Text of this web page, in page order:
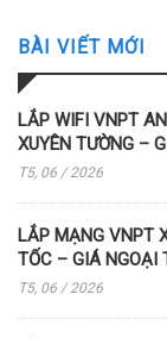
BÀI VIẾT MỚI
LẮP WIFI VNPT
XUYÊN TƯỜNG –
T5, 06 / 2026
LẮP MẠNG VNPT
TỐC – GIÁ NGOẠI
T5, 06 / 2026